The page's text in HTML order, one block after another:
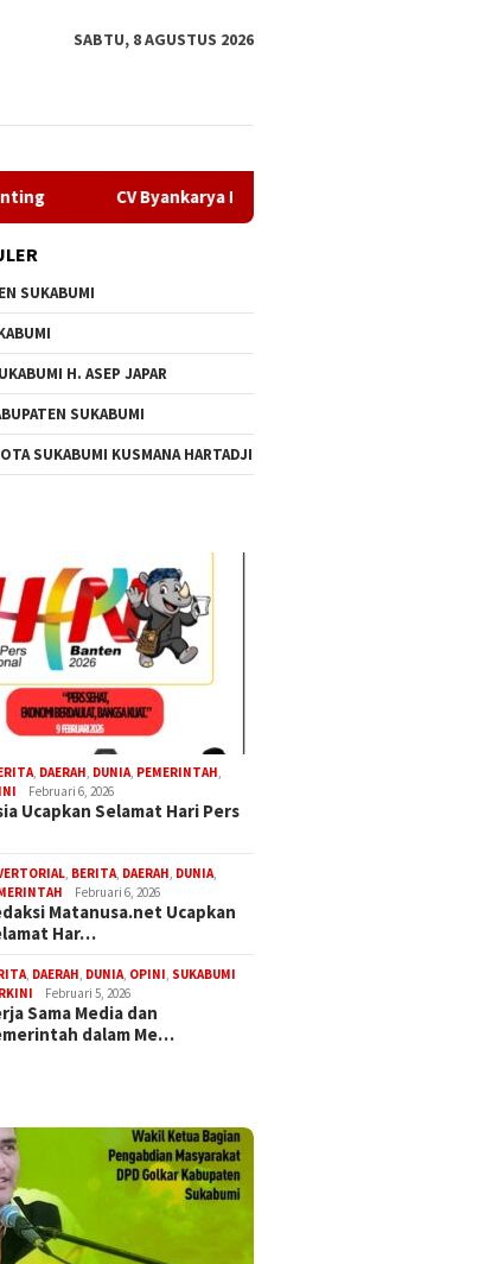
SABTU, 8 AGUSTUS 2026
Byankarya Pastikan Perbaikan Jalan
SUKABUMI
H. ASEP JAPAR
SUKABUMI
SUKABUMI KUSMANA HARTADJI
DAERAH DUNIA PEMERINTAH
Februari 6, 2026
Ucapkan Selamat Hari Pers
BERITA DAERAH DUNIA
Februari 6, 2026
Matanusa.net Ucapkan
Har…
DAERAH DUNIA OPINI SUKABUMI
Februari 5, 2026
Sama Media dan
dalam Me…